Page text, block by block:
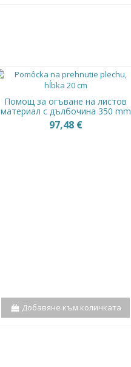
Помощ за огъване на листов
материал с дълбочина 350 mm
97,48 €
Добавяне към количката